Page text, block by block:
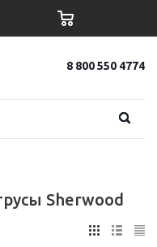
8 800 550 4774
Sherwood